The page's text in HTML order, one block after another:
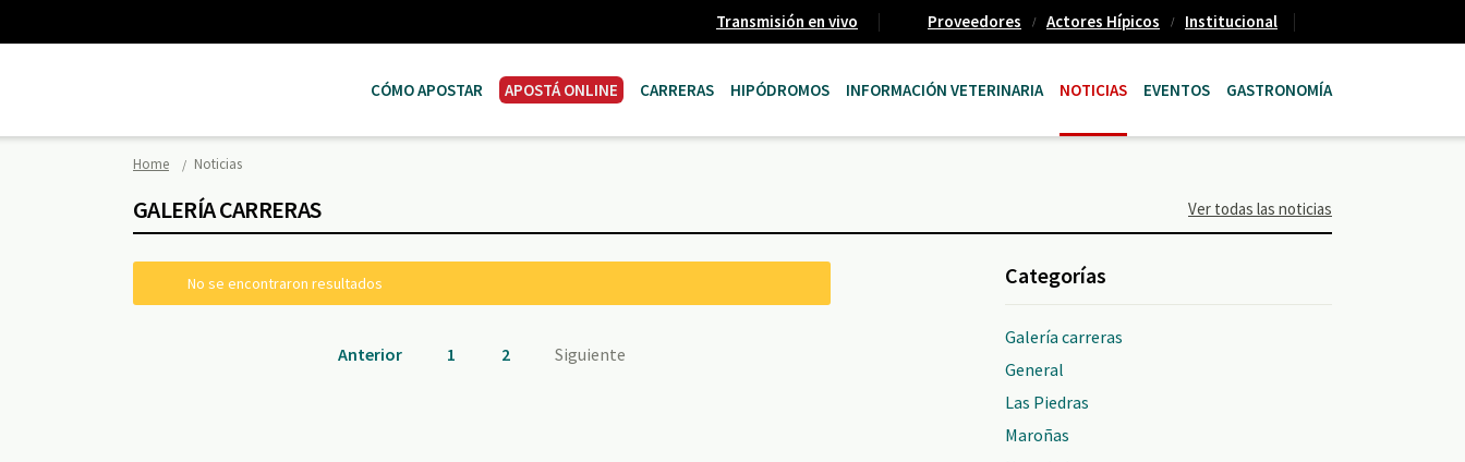
Transmisión en vivo Proveedores Actores Hípicos Institucional
CÓMO APOSTAR APOSTÁ ONLINE CARRERAS HIPÓDROMOS INFORMACIÓN VETERINARIA NOTICIAS EVENTOS GASTRONOMÍA
Home Noticias
GALERÍA CARRERAS Ver todas las noticias
No se encontraron resultados
Anterior 1 2 Siguiente
Categorías
Galería carreras
General
Las Piedras
Maroñas